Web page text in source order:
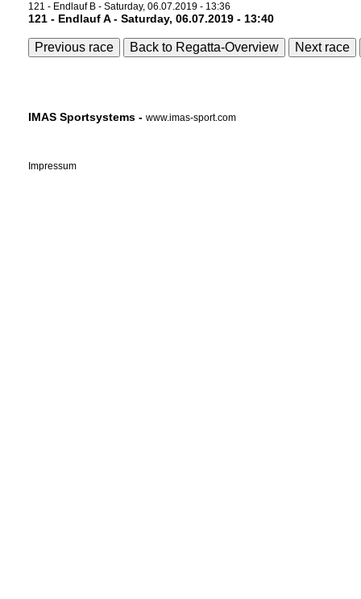
121 - Endlauf B - Saturday, 06.07.2019 - 13:36
121 - Endlauf A - Saturday, 06.07.2019 - 13:40
Previous race Back to Regatta-Overview Next race
IMAS Sportsystems - www.imas-sport.com
Impressum